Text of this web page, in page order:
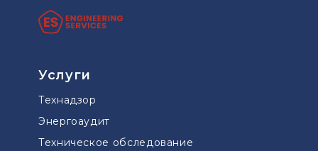
Услуги
Технадзор
Энергоаудит
Техническое обследование